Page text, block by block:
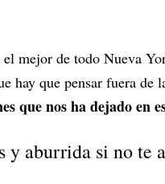
el mejor de todo Nueva
hay que pensar fuera de
que nos ha dejado en
aburrida si no te